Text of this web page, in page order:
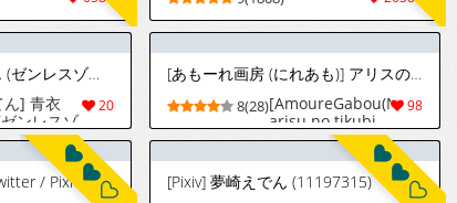
[ぐるてん] 青衣と…… (ゼンレスゾーンゼロ)
20
ん] 青衣
ンレスゾ
)
[あもーれ画房 (にれあも)] アリスの乳首を左右対称にする本 (ゼンレスゾーンゼロ) [DL版]
98
8(28)
arisu no tikubi
wo sayuu
taisyou ni suru
honn (zenless
zone zero)
[Citizen K] (市民 k) Twitter / Pixiv / FANBOX - FULL GALLERY (Updated 2026.07.27) [Pixiv] 夢崎えでん (11197315)